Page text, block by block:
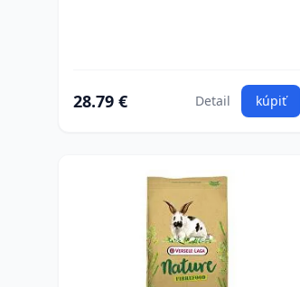
28.79 € Detail kúpiť